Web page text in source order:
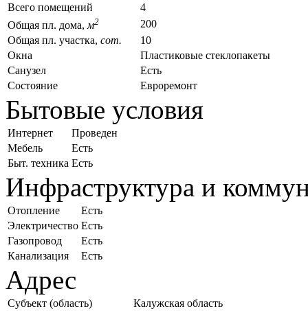
Всего помещений
4
Общая пл. дома, м2
200
Общая пл. участка, сот.
10
Окна
Пластиковые стеклопакеты
Санузел
Есть
Состояние
Евроремонт
Бытовые условия
Интернет
Проведен
Мебель
Есть
Быт. техника Есть
Инфраструктура и
Отопление
Есть
Электричество Есть
Газопровод
Есть
Канализация
Есть
Адрес
Субъект (область)
Калужская область